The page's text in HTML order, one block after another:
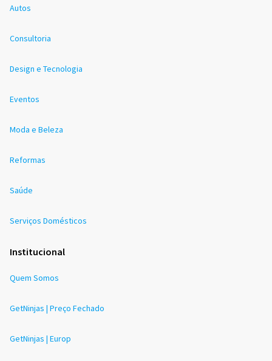
Autos
Consultoria
Design e Tecnologia
Eventos
Moda e Beleza
Reformas
Saúde
Serviços Domésticos
Institucional
Quem Somos
GetNinjas | Preço Fechado
GetNinjas | Europ